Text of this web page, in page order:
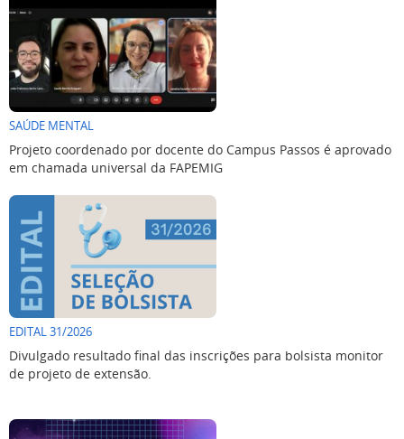
SAÚDE MENTAL
Projeto coordenado por docente do Campus Passos é aprovado
em chamada universal da FAPEMIG
EDITAL 31/2026
Divulgado resultado final das inscrições para bolsista monitor
de projeto de extensão.